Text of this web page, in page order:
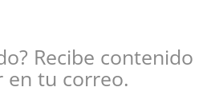
Recibe contenido
en tu correo.